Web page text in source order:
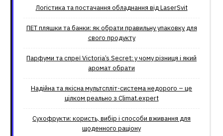
Логістика та постачання обладнання від LaserSvit
ПЕТ пляшки та банки: як обрати правильну упаковку для
свого продукту
Парфуми та спреї Victoria’s Secret: у чому різниця і який
аромат обрати
Надійна та якісна мультспліт-система недорого – це
цілком реально з Climat.еxpert
Сухофрукти: користь, вибір і способи вживання для
щоденного раціону